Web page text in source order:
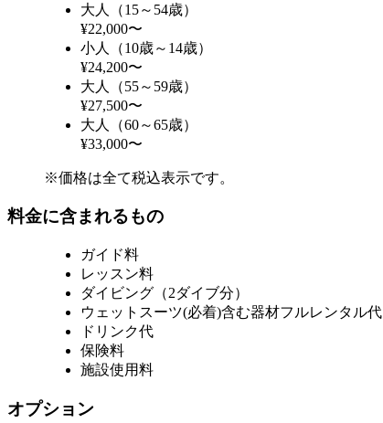
大人（15～54歳）
¥22,000〜
小人（10歳～14歳）
¥24,200〜
大人（55～59歳）
¥27,500〜
大人（60～65歳）
¥33,000〜
※価格は全て税込表示です。
料金に含まれるもの
ガイド料
レッスン料
ダイビング（2ダイブ分）
ウェットスーツ(必着)含む器材フルレンタル代
ドリンク代
保険料
施設使用料
オプション